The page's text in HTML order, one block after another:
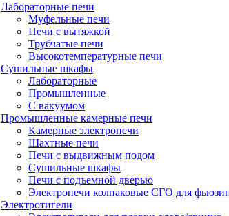
Лабораторные печи
Муфельные печи
Печи с вытяжкой
Трубчатые печи
Высокотемпературные печи
Сушильные шкафы
Лабораторные
Промышленные
С вакуумом
Промышленные камерные печи
Камерные электропечи
Шахтные печи
Печи с выдвижным подом
Сушильные шкафы
Печи с подъемной дверью
Электропечи колпаковые СГО для
Электротигели